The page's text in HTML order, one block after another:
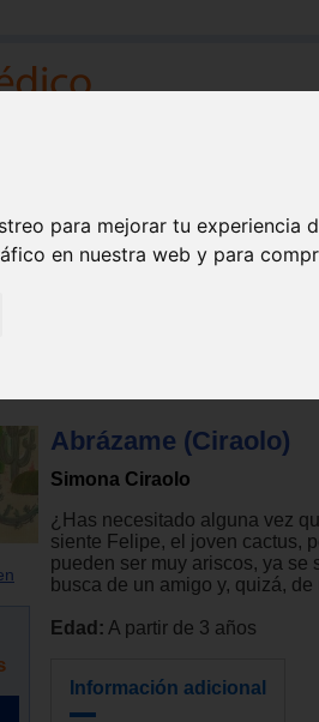
para mejorar tu
en nuestra web y para
Abrázame (Ciraolo)
Simona Ciraolo
¿Has necesitado alguna vez
siente Felipe, el joven cactus,
pueden ser muy ariscos, ya se
busca de un amigo y, quizá, de
Edad: A partir de 3 años
Información adicional